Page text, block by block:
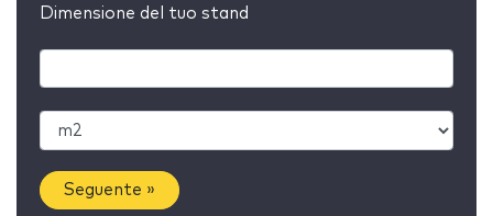
Dimensione del tuo stand
Seguente »